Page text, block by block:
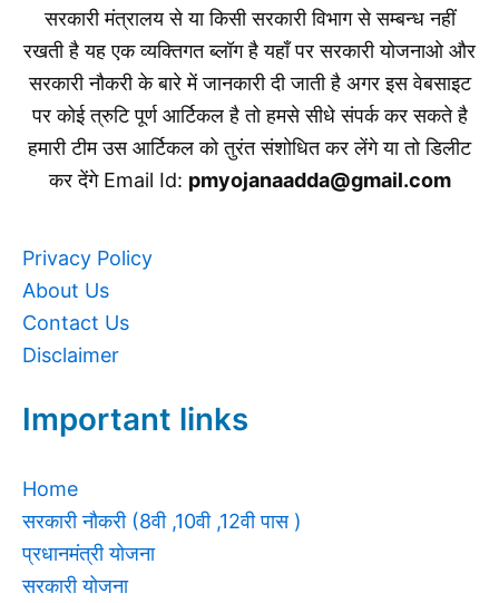
सरकारी मंत्रालय से या किसी सरकारी विभाग से सम्बन्ध नहीं
रखती है यह एक व्यक्तिगत ब्लॉग है यहाँ पर सरकारी योजनाओ और
सरकारी नौकरी के बारे में जानकारी दी जाती है अगर इस वेबसाइट
पर कोई त्रुटि पूर्ण आर्टिकल है तो हमसे सीधे संपर्क कर सकते है
हमारी टीम उस आर्टिकल को तुरंत संशोधित कर लेंगे या तो डिलीट
कर देंगे Email Id: pmyojanaadda@gmail.com
Privacy Policy
About Us
Contact Us
Disclaimer
Important links
Home
सरकारी नौकरी (8वी ,10वी ,12वी पास )
प्रधानमंत्री योजना
सरकारी योजना